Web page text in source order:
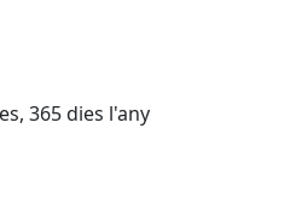
365 dies l'any